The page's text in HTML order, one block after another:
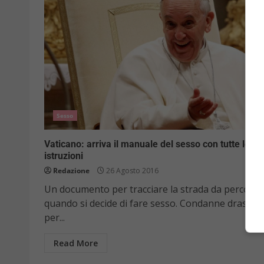
Sesso
Vaticano: arriva il manuale del sesso con tutte le
istruzioni
Redazione 26 Agosto 2016
Un documento per tracciare la strada da
quando si decide di fare sesso. Condanne drastiche
per...
Read More